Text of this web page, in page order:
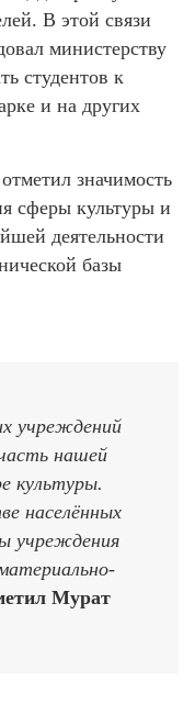
В этой связи
министерству
студентов к
и на других
значимость
сферы культуры и
деятельности
базы
учреждений
нашей
культуры.
населённых
учреждения
Мурат